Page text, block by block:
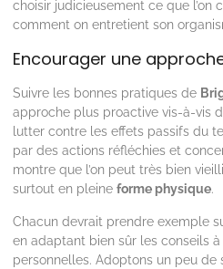
choisir judicieusement ce que l’on
comment on entretient son
Encourager une
Suivre les bonnes pratiques de
approche plus proactive vis-à-vis
lutter contre les effets passifs du
par des actions réfléchies et
montre que l’on peut très bien
surtout en pleine forme physique.
Chacun devrait prendre exemple
en adaptant bien sûr les conseils
personnelles. Adoptons un peu